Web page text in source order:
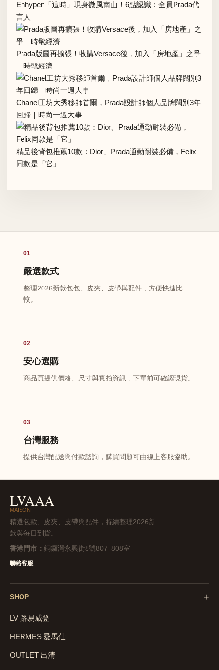
Enhypen「這時」現身微風南山！6點認識：全員Prada代
言人
Prada版圖再擴張！收購Versace後，加入「房地產」之爭
｜時髦經濟
Chanel工坊大秀移師首爾，Prada設計師個人品牌闊別3年
回歸｜時尚一週大事
精品後背包推薦10款：Dior、Prada通勤耐裝必備，Felix
同款是「它」
01
嚴選款式
整理2026新款包包、皮夾、皮帶與配件，方便快速比
較。
02
安心選購
商品頁提供價格、尺寸與實拍資訊，下單前可確認現貨。
03
台灣服務
提供台灣配送與付款諮詢，購買問題可由線上客服協助。
LVAAA
MAISON
精選包款、皮夾、皮帶與配件，持續整理2026新
款與每日到貨。
香港門市： 銅鑼灣永興街8號807–808室
聯絡客服
SHOP +
LV 路易威登
HERMES 愛馬仕
OUTLET 出清